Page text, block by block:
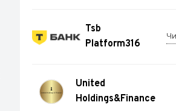
Tsb
Platform316
United
Holdings&Finance